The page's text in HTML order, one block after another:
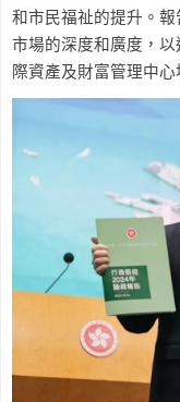
和市民福祉的提升。
市場的深度和廣度，
際資產及財富管理中